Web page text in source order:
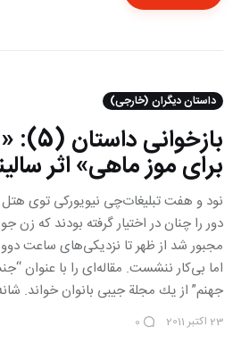
داستان ديگران (خارجی)
برای موز ماهی» اثر
نود و هفت تبلیغات‌چی نیویوركی توی
دور را چنان در اختیار گرفته بودند كه زن‌
مجبور شد از ظهر تا نزدیكی‌های ساعت
اما بی‌كار ننشست. مقاله‌ای را با عنوان
جهنم” از یك مجلة جیبی بانوان خواند.
23 اکتبر 2011 0